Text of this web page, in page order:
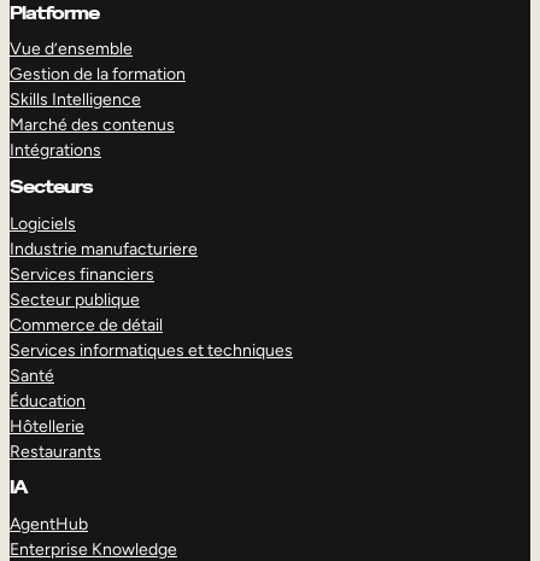
Platforme
Vue d’ensemble
Gestion de la formation
Skills Intelligence
Marché des contenus
Intégrations
Secteurs
Logiciels
Industrie manufacturiere
Services financiers
Secteur publique
Commerce de détail
Services informatiques et techniques
Santé
Éducation
Hôtellerie
Restaurants
IA
AgentHub
Enterprise Knowledge